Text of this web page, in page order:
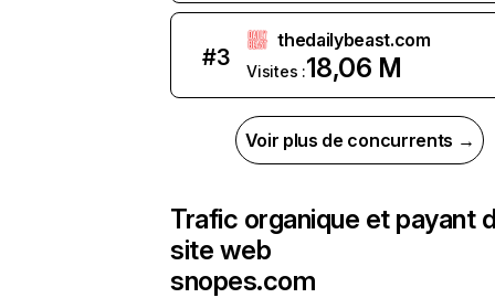
#3
thedailybeast.com
Visites :18,06 M
Voir plus de concurrents →
Trafic organique et payant
site web
snopes.com